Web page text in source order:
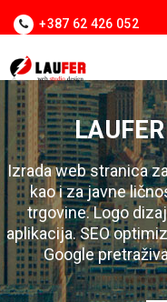
+387 62 426 052
Izrada web stranica
kao i za javne
trgovine. Logo
aplikacija. SEO
Google